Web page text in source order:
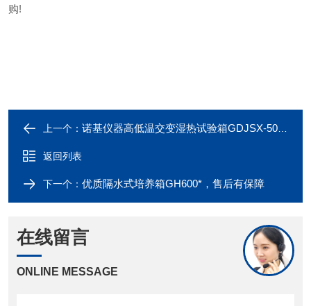
购!
上一个： 诺基仪器高低温交变湿热试验箱GDJSX-50A*，欢迎采购咨询！
返回列表
下一个： 优质隔水式培养箱GH600*，售后有保障
在线留言
ONLINE MESSAGE